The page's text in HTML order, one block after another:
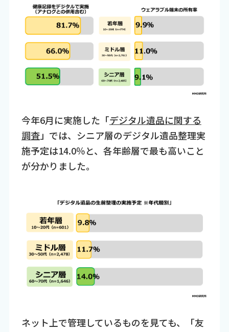
今年6月に実施した「デジタル遺品に関する
調査」では、シニア層のデジタル遺品整理実
施予定は14.0％と、各年齢層で最も高いこと
が分かりました。
ネット上で管理しているものを見ても、「友